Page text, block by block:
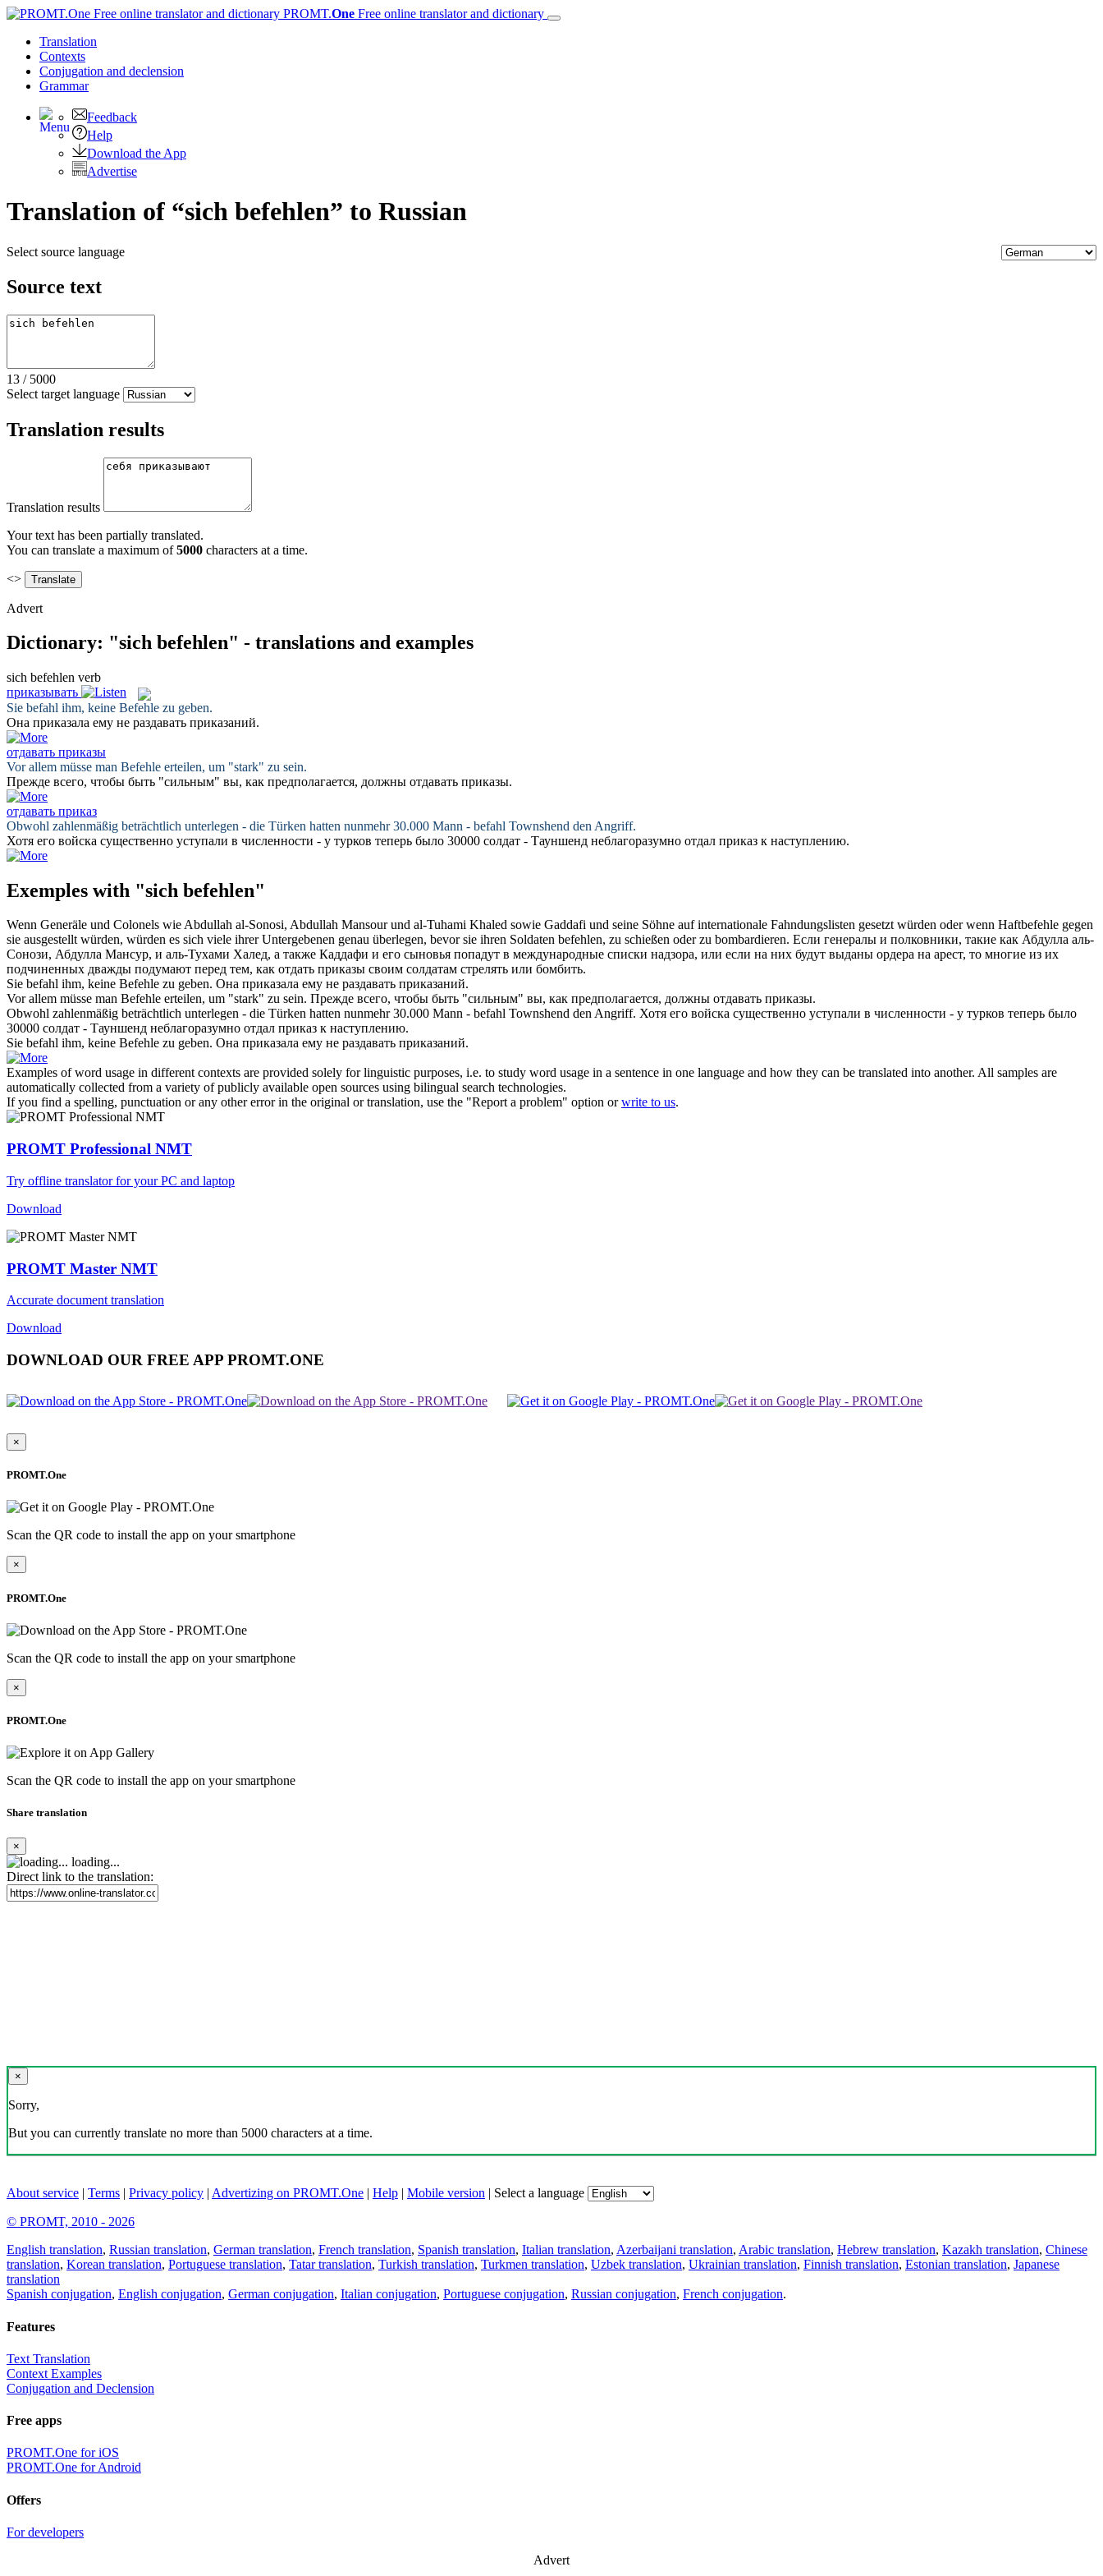
PROMT.One Free online translator and dictionary
Translation
Contexts
Conjugation and declension
Grammar
Feedback
Help
Download the App
Advertise
Translation of “sich befehlen” to Russian
Select source language
Source text
13 / 5000
Select target language
Translation results
Translation results
Your text has been partially translated.
You can translate a maximum of5000 characters at a time.
<>
Advert
Dictionary: "sich befehlen" - translations and examples
sich befehlen verb
приказывать
Sie befahl ihm, keine Befehle zu geben.
Она приказала ему не раздавать приказаний.
отдавать приказы
Vor allem müsse man Befehle erteilen, um "stark" zu sein.
Прежде всего, чтобы быть "сильным" вы, как предполагается, должны отдавать приказы.
отдавать приказ
Obwohl zahlenmäßig beträchtlich unterlegen - die Türken hatten nunmehr 30.000 Mann - befahl Townshend den Angriff.
Хотя его войска существенно уступали в численности - у турков теперь было 30000 солдат - Тауншенд неблагоразумно отдал приказ к наступлению.
Exemples with "sich befehlen"
Wenn Generäle und Colonels wie Abdullah al-Sonosi, Abdullah Mansour und al-Tuhami Khaled sowie Gaddafi und seine Söhne auf internationale Fahndungslisten gesetzt würden oder wenn Haftbefehle gegen
sie ausgestellt würden, würden es sich viele ihrer Untergebenen genau überlegen, bevor sie ihren Soldaten befehlen, zu schießen oder zu bombardieren. Если генералы и полковники, такие как Абдулла аль-
Сонози, Абдулла Мансур, и аль-Тухами Халед, а также Каддафи и его сыновья попадут в международные списки надзора, или если на них будут выданы ордера на арест, то многие из их
подчиненных дважды подумают перед тем, как отдать приказы своим солдатам стрелять или бомбить.
Sie befahl ihm, keine Befehle zu geben. Она приказала ему не раздавать приказаний.
Vor allem müsse man Befehle erteilen, um "stark" zu sein. Прежде всего, чтобы быть "сильным" вы, как предполагается, должны отдавать приказы.
Obwohl zahlenmäßig beträchtlich unterlegen - die Türken hatten nunmehr 30.000 Mann - befahl Townshend den Angriff. Хотя его войска существенно уступали в численности - у турков теперь было
30000 солдат - Тауншенд неблагоразумно отдал приказ к наступлению.
Sie befahl ihm, keine Befehle zu geben. Она приказала ему не раздавать приказаний.
Examples of word usage in different contexts are provided solely for linguistic purposes, i.e. to study word usage in a sentence in one language and how they can be translated into another. All samples are
automatically collected from a variety of publicly available open sources using bilingual search technologies.
If you find a spelling, punctuation or any other error in the original or translation, use the "Report a problem" option orwrite to us.
PROMT Professional NMT
Try offline translator for your PC and laptop
Download
PROMT Master NMT
Accurate document translation
Download
DOWNLOAD OUR FREE APP PROMT.ONE
×
PROMT.One
Scan the QR code to install the app on your smartphone
×
PROMT.One
Scan the QR code to install the app on your smartphone
×
PROMT.One
Scan the QR code to install the app on your smartphone
Share translation
×
loading...
Direct link to the translation:
×
Sorry,
But you can currently translate no more than 5000 characters at a time.
About service | Terms | Privacy policy | Advertizing on PROMT.One | Help | Mobile version | Select a language
© PROMT, 2010 - 2026
English translation, Russian translation, German translation, French translation, Spanish translation, Italian translation, Azerbaijani translation, Arabic translation, Hebrew translation, Kazakh translation, Chinese
translation, Korean translation, Portuguese translation, Tatar translation, Turkish translation, Turkmen translation, Uzbek translation, Ukrainian translation, Finnish translation, Estonian translation, Japanese
translation
Spanish conjugation, English conjugation, German conjugation, Italian conjugation, Portuguese conjugation, Russian conjugation, French conjugation.
Features
Text Translation
Context Examples
Conjugation and Declension
Free apps
PROMT.One for iOS
PROMT.One for Android
Offers
For developers
Advert